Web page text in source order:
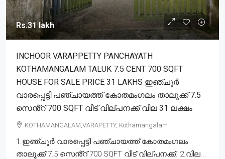
Rs.31 lakh
INCHOOR VARAPPETTY PANCHAYATH
KOTHAMANGALAM TALUK 7.5 CENT 700 SQFT
HOUSE FOR SALE PRICE 31 LAKHS ഇഞ്ചൂർ
വാരപ്പെട്ടി പഞ്ചായത്ത് കോതമംഗലം താലൂക്ക് 7.5
സെൻ്റ് 700 SQFT വീട് വില്പനക്ക് വില 31 ലക്ഷം
KOTHAMANGALAM,VARAPETTY, Kothamangalam
1.ഇഞ്ചൂർ വാരപ്പെട്ടി പഞ്ചായത്ത് കോതമംഗലം
താലൂക്ക് 7.5 സെൻ്റ് 700 SQFT വീട് വില്പനക്ക്. 2.വില...